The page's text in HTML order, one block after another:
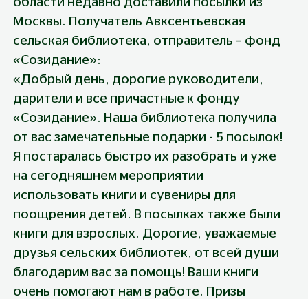
Москвы. Получатель Авксентьевская
сельская библиотека, отправитель – фонд
«Созидание»:
«Добрый день, дорогие руководители,
дарители и все причастные к фонду
«Созидание». Наша библиотека получила
от вас замечательные подарки - 5 посылок!
Я постаралась быстро их разобрать и уже
на сегодняшнем мероприятии
использовать книги и сувениры для
поощрения детей. В посылках также были
книги для взрослых. Дорогие, уважаемые
друзья сельских библиотек, от всей души
благодарим вас за помощь! Ваши книги
очень помогают нам в работе. Призы